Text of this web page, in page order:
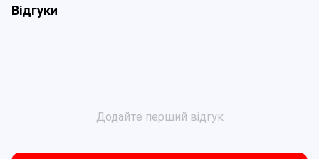
Відгуки
Додайте перший відгук